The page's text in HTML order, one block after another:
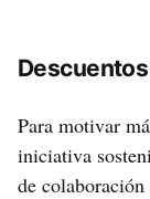
Para motivar
iniciativa
de